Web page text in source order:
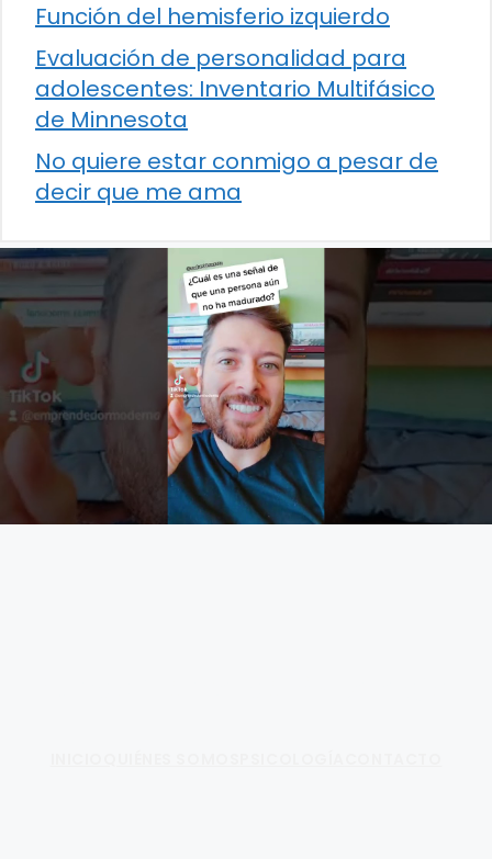
Función del hemisferio izquierdo
Evaluación de personalidad para
adolescentes: Inventario Multifásico
de Minnesota
No quiere estar conmigo a pesar de
decir que me ama